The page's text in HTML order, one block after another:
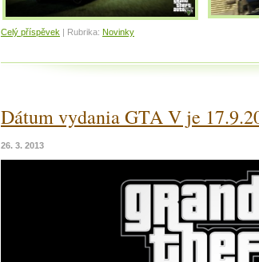
Celý příspěvek | Rubrika: Novinky
Dátum vydania GTA V je
26. 3. 2013